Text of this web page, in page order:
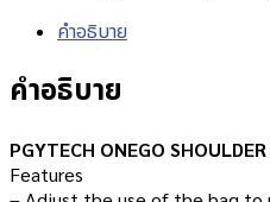
คำอธิบาย
คำอธิบาย
PGYTECH ONEGO
Features